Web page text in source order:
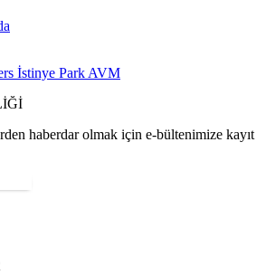
İstinye Park AVM
haberdar olmak için e-bültenimize kayıt